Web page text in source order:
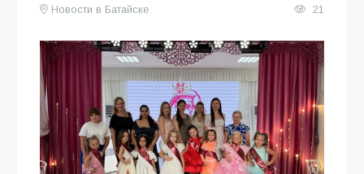
Новости в Батайске
21